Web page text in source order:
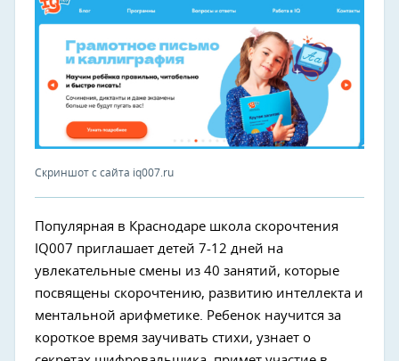
Скриншот с сайта iq007.ru
Популярная в Краснодаре школа скорочтения
IQ007 приглашает детей 7-12 дней на
увлекательные смены из 40 занятий, которые
посвящены скорочтению, развитию интеллекта и
ментальной арифметике. Ребенок научится за
короткое время заучивать стихи, узнает о